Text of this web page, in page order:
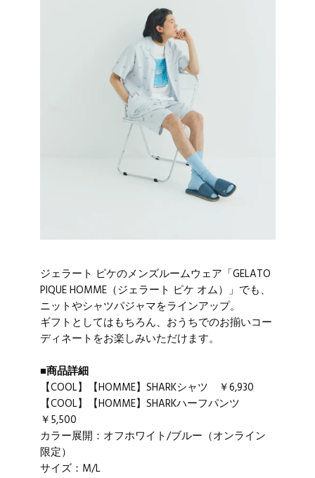
ジェラート ピケのメンズルームウェア「GELATO
PIQUE HOMME（ジェラート ピケ オム）」でも、
ニットやシャツパジャマをラインアップ。
ギフトとしてはもちろん、おうちでのお揃いコー
ディネートをお楽しみいただけます。
■商品詳細
【COOL】【HOMME】SHARKシャツ ￥6,930
【COOL】【HOMME】SHARKハーフパンツ
￥5,500
カラー展開：オフホワイト/ブルー（オンライン
限定）
サイズ：M/L